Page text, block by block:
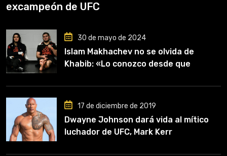
excampeón de UFC
30 de mayo de 2024
Islam Makhachev no se olvida de
Khabib: «Lo conozco desde que
clave en mi carrera»
17 de diciembre de 2019
Dwayne Johnson dará vida al mítico
luchador de UFC, Mark Kerr